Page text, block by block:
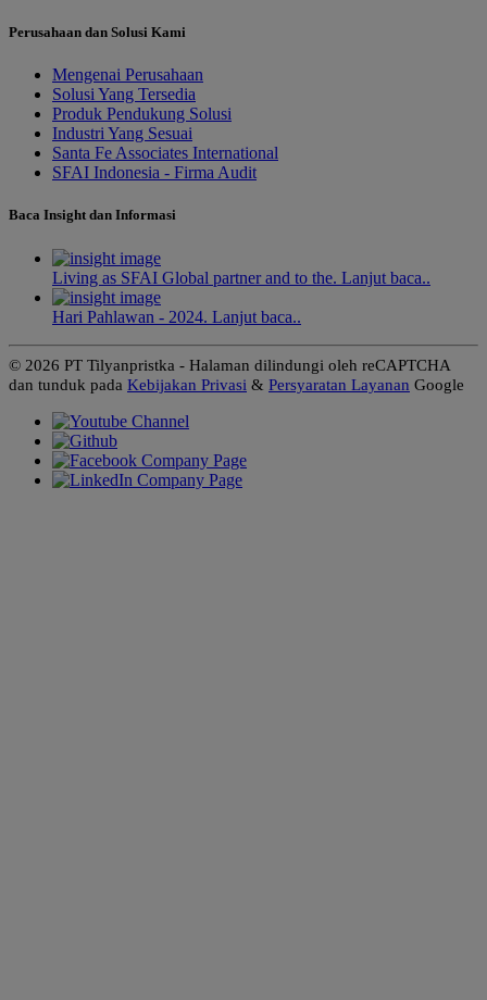
Perusahaan dan Solusi Kami
Mengenai Perusahaan
Solusi Yang Tersedia
Produk Pendukung Solusi
Industri Yang Sesuai
Santa Fe Associates International
SFAI Indonesia - Firma Audit
Baca Insight dan Informasi
Living as SFAI Global partner and to the. Lanjut baca..
Hari Pahlawan - 2024. Lanjut baca..
© 2026 PT Tilyanpristka - Halaman dilindungi oleh reCAPTCHA
dan tunduk pada Kebijakan Privasi & Persyaratan Layanan Google